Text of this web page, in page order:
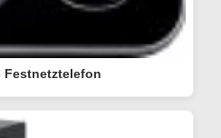
Festnetztelefon